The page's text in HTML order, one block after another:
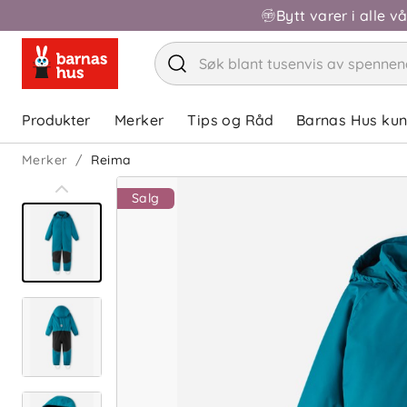
Bytt varer i alle
Produkter Merker Tips og Råd Barnas Hus
Merker Reima
Salg